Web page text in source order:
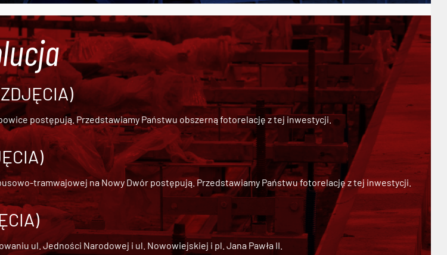
postępują. Przedstawiamy Państwu obszerną fotorelację z tej inwestycji.
tramwajowej na Nowy Dwórpostępują. Przedstawiamy Państwu fotorelację z tej inwestycji.
ul. Jedności Narodowej i ul. Nowowiejskiej i pl. Jana Pawła II.